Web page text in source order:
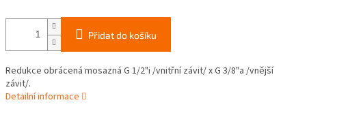
Přidat do košíku
Redukce obrácená mosazná G 1/2"i /vnitřní závit/ x G 3/8"a /vnější
závit/.
Detailní informace